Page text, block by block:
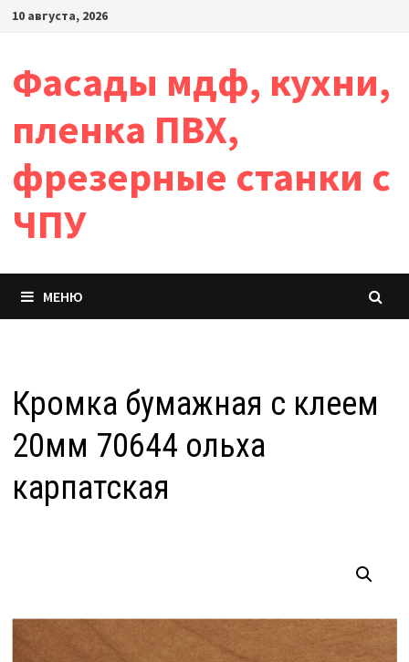
Перейти
10 августа, 2026
Фасады мдф, кухни,
пленка ПВХ,
фрезерные станки с
ЧПУ
МЕНЮ
Кромка бумажная с клеем
20мм 70644 ольха
карпатская